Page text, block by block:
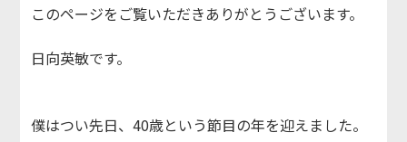
このページをご覧いただきありがとうございます。
日向英敏です。
僕はつい先日、40歳という節目の年を迎えました。